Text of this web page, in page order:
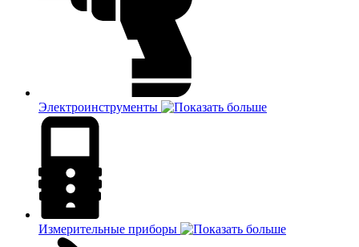
Электроинструменты
Измерительные приборы